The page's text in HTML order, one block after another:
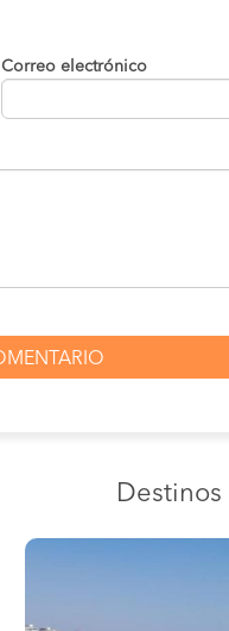
Correo electrónico
Destinos